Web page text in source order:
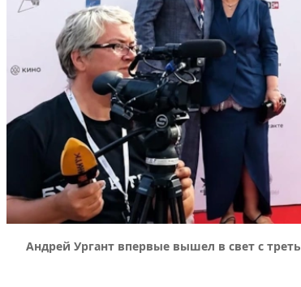
Андрей Ургант впервые вышел в свет с